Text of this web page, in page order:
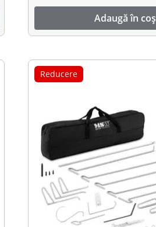
Adaugă în coș
Reducere